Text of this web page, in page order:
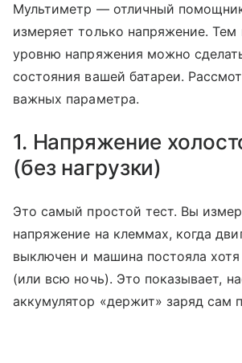
Мультиметр — отличный
измеряет только напряжение. Тем
уровню напряжения можно
состояния вашей батареи.
важных параметра.
1. Напряжение
(без нагрузки)
Это самый простой тест. Вы
напряжение на клеммах, когда
выключен и машина постояла
(или всю ночь). Это показывает,
аккумулятор «держит» заряд сам